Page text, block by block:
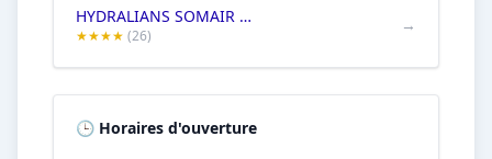
HYDRALIANS SOMAIR GERVAT Colmar
★★★★ (26)
→
🕒 Horaires d'ouverture